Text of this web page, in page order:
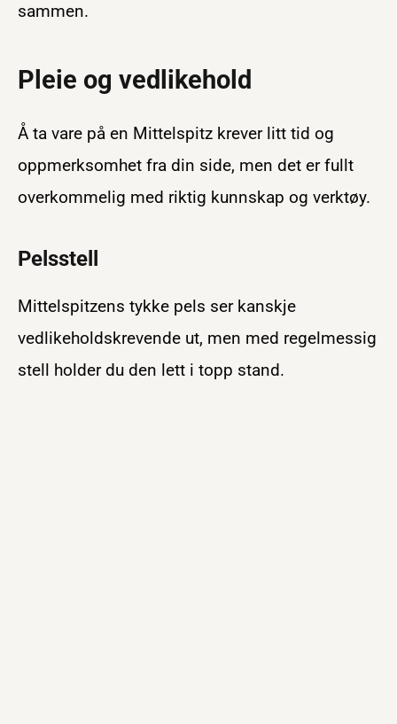
sammen.
Pleie og vedlikehold
Å ta vare på en Mittelspitz krever litt tid og
oppmerksomhet fra din side, men det er fullt
overkommelig med riktig kunnskap og verktøy.
Pelsstell
Mittelspitzens tykke pels ser kanskje
vedlikeholdskrevende ut, men med regelmessig
stell holder du den lett i topp stand.